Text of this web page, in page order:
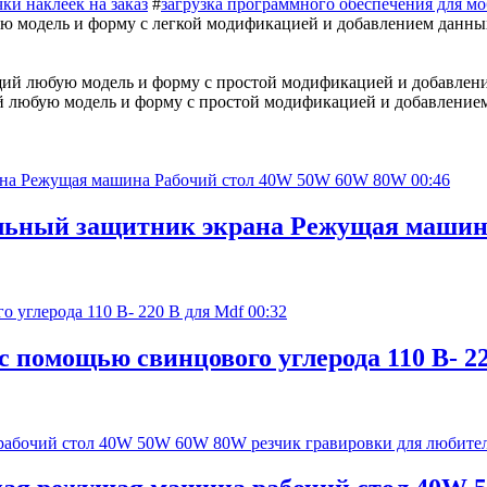
и форму с легкой модификацией и добавлением
модель и форму с простой модификацией и
00:46
защитник экрана Режущая
00:32
помощью свинцового углерода 110 В-